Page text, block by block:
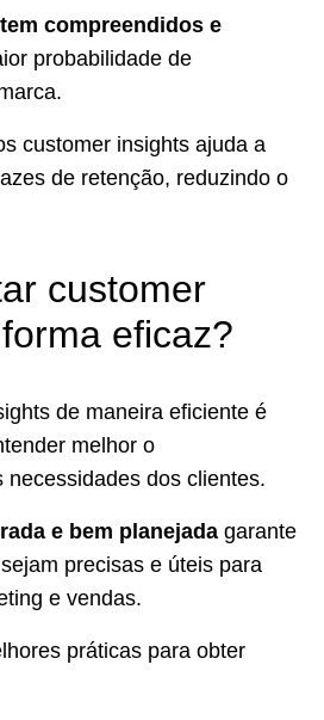
compreendidos e
probabilidade de
customer insights ajuda a
de retenção, reduzindo o
customer
eficaz?
de maneira eficiente é
melhor o
necessidades dos clientes.
e bem planejada garante
precisas e úteis para
e vendas.
práticas para obter